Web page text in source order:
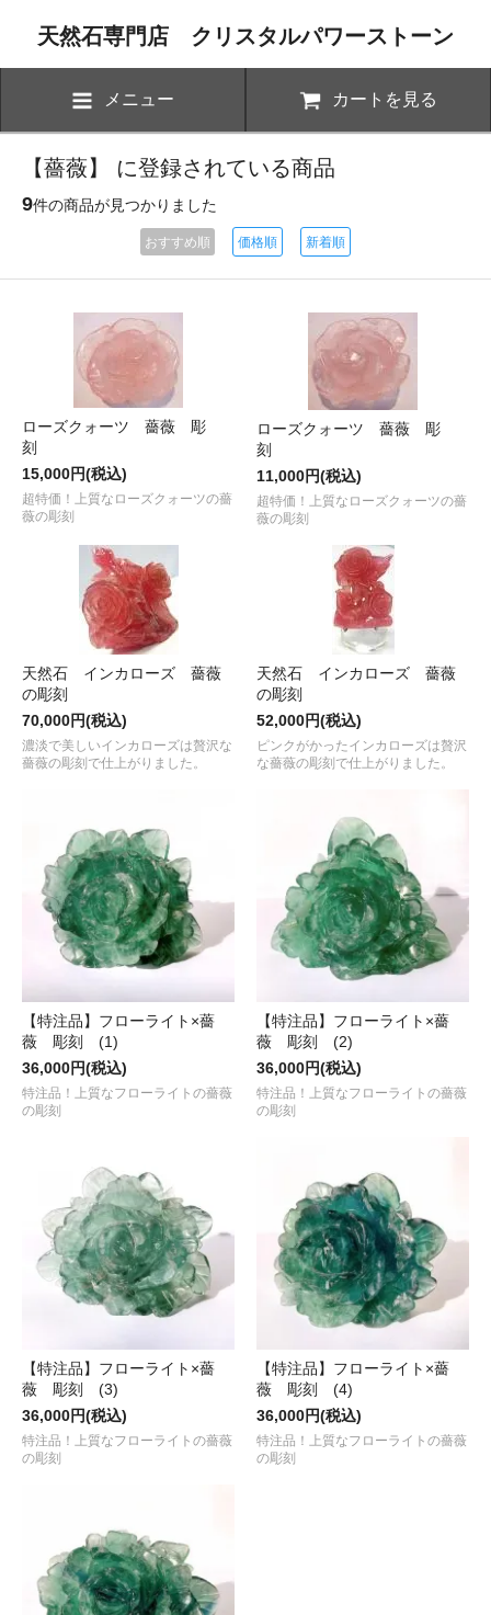
天然石専門店 クリスタルパワーストーン
メニュー カートを見る
【薔薇】 に登録されている商品
9件の商品が見つかりました
おすすめ順 価格順 新着順
ローズクォーツ 薔薇 彫
刻
15,000円(税込)
超特価！上質なローズクォーツの薔
薇の彫刻
ローズクォーツ 薔薇 彫
刻
11,000円(税込)
超特価！上質なローズクォーツの薔
薇の彫刻
天然石 インカローズ 薔薇
の彫刻
70,000円(税込)
濃淡で美しいインカローズは贅沢な
薔薇の彫刻で仕上がりました。
天然石 インカローズ 薔薇
の彫刻
52,000円(税込)
ピンクがかったインカローズは贅沢
な薔薇の彫刻で仕上がりました。
【特注品】フローライト×薔
薇 彫刻 (1)
36,000円(税込)
特注品！上質なフローライトの薔薇
の彫刻
【特注品】フローライト×薔
薇 彫刻 (2)
36,000円(税込)
特注品！上質なフローライトの薔薇
の彫刻
【特注品】フローライト×薔
薇 彫刻 (3)
36,000円(税込)
特注品！上質なフローライトの薔薇
の彫刻
【特注品】フローライト×薔
薇 彫刻 (4)
36,000円(税込)
特注品！上質なフローライトの薔薇
の彫刻